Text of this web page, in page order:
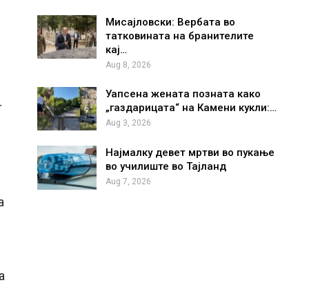
Мисајловски: Вербата во
татковината на бранителите
кај…
Aug 8, 2026
Уапсена жената позната како
„газдарицата“ на Камени кукли:…
Aug 3, 2026
Најмалку девет мртви во пукање
во училиште во Тајланд
Aug 7, 2026